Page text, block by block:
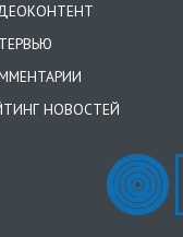
НОВОСТЕЙ